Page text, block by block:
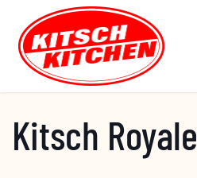
Overslaan naar inhoud
Kitsch Royale